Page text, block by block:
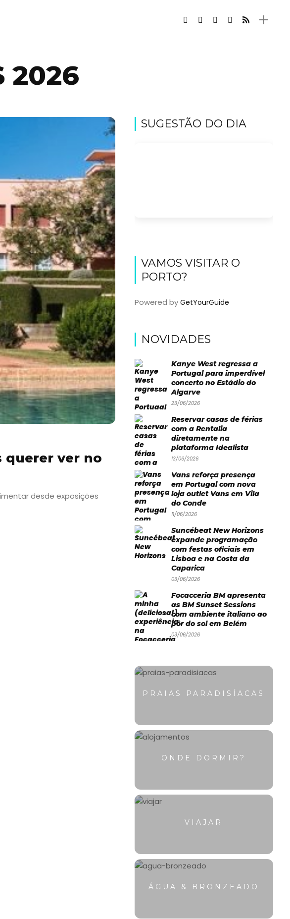
2026
querer ver no
desde exposições
SUGESTÃO DO DIA
VAMOS VISITAR O
PORTO?
Powered by GetYourGuide
NOVIDADES
Kanye West regressa a
Portugal para imperdível
concerto no Estádio do
Algarve
23/06/2026
Reservar casas de férias
com a Rentalia
diretamente na
plataforma Idealista
13/06/2026
Vans reforça presença
em Portugal com nova
loja outlet Vans em Vila
do Conde
11/06/2026
Suncébeat New Horizons
expande programação
com festas oficiais em
Lisboa e na Costa da
Caparica
03/06/2026
Focacceria BM apresenta
as BM Sunset Sessions
com ambiente italiano ao
pôr do sol em Belém
03/06/2026
PRAIAS PARADISÍACAS
ONDE DORMIR?
VIAJAR
ÁGUA & BRONZEADO